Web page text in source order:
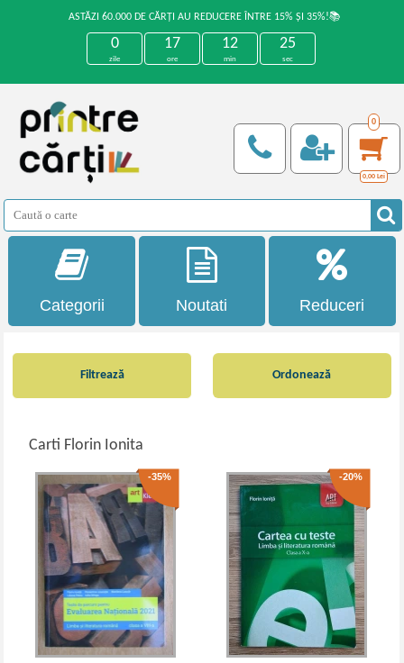
ASTĂZI 60.000 DE CĂRȚI AU REDUCERE ÎNTRE 15% ȘI 35%!📚
0
zile
17
ore
12
min
24
sec
0
0,00 Lei
Categorii Noutati Reduceri
Filtrează
Carti Florin Ionita
Ordonează
-35% -20%